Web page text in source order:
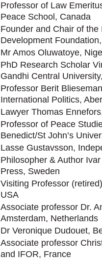
Professor of Law
Peace School, Canada
Founder and Chair of
Development
Mr Amos Oluwatoye,
PhD Research Scholar
Gandhi Central
Professor Berit
International Politics,
Lawyer Thomas
Professor of Peace
Benedict/St John’s
Lasse Gustavsson,
Philosopher & Author
Press, Sweden
Visiting Professor
USA
Associate professor Dr.
Amsterdam, Netherlands
Dr Veronique Dudouet,
Associate professor
and IFOR, France